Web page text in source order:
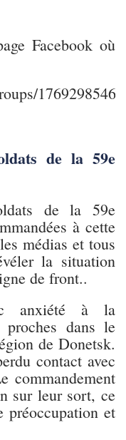
Facebook où
de la 59e
de la 59e
à cette
médias et tous
la situation
de front..
anxiété à la
dans le
de Donetsk.
contact avec
commandement
sur leur sort, ce
préoccupation et